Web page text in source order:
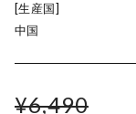
[生産国]
中国
¥6,490